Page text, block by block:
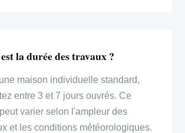
la durée des travaux ?
maison individuelle standard,
entre 3 et 7 jours ouvrés. Ce
varier selon l'ampleur des
et les conditions météorologiques.